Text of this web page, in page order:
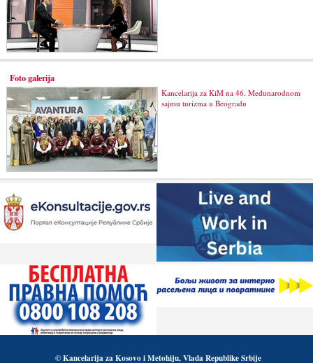
Foto galerija
Kancelarija za KiM na 46. Međunarodnom
sajmu turizma u Beogradu
© Kancelarija za Kosovo i Metohiju, Vlada Republike Srbije